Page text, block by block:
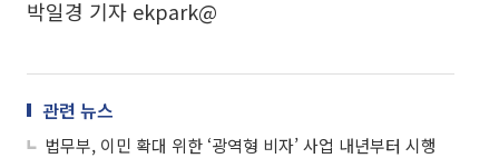
박일경 기자 ekpark@
관련 뉴스
법무부, 이민 확대 위한 ‘광역형 비자’ 사업 내년부터 시행